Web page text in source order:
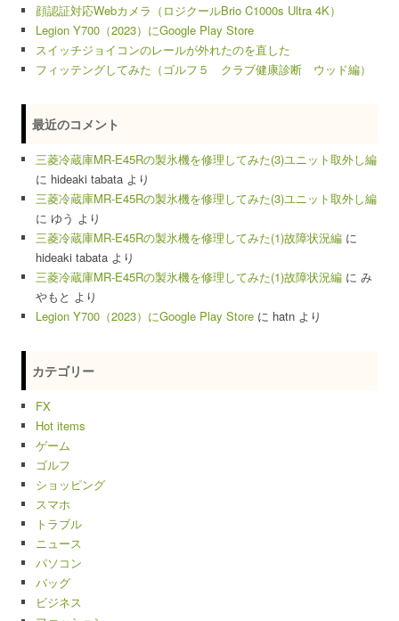
顔認証対応Webカメラ（ロジクールBrio C1000s Ultra 4K）
Legion Y700（2023）にGoogle Play Store
スイッチジョイコンのレールが外れたのを直した
フィッテングしてみた（ゴルフ５ クラブ健康診断 ウッド編）
最近のコメント
三菱冷蔵庫MR-E45Rの製氷機を修理してみた(3)ユニット取外し編
に hideaki tabata より
三菱冷蔵庫MR-E45Rの製氷機を修理してみた(3)ユニット取外し編
に ゆう より
三菱冷蔵庫MR-E45Rの製氷機を修理してみた(1)故障状況編 に
hideaki tabata より
三菱冷蔵庫MR-E45Rの製氷機を修理してみた(1)故障状況編 に み
やもと より
Legion Y700（2023）にGoogle Play Store に hatn より
カテゴリー
FX
Hot items
ゲーム
ゴルフ
ショッピング
スマホ
トラブル
ニュース
パソコン
バッグ
ビジネス